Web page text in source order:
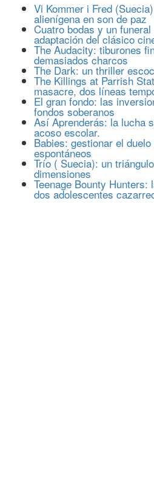
Vi Kommer i Fred
alienígena en son de paz
Cuatro bodas y un
adaptación del clásico
The Audacity: tiburones
demasiados charcos
The Dark: un thriller
The Killings at Parrish
masacre, dos líneas
El gran fondo: las
fondos soberanos
Así Aprenderás: la lucha
acoso escolar.
Babies: gestionar el
espontáneos
Trío ( Suecia): un
dimensiones
Teenage Bounty
dos adolescentes